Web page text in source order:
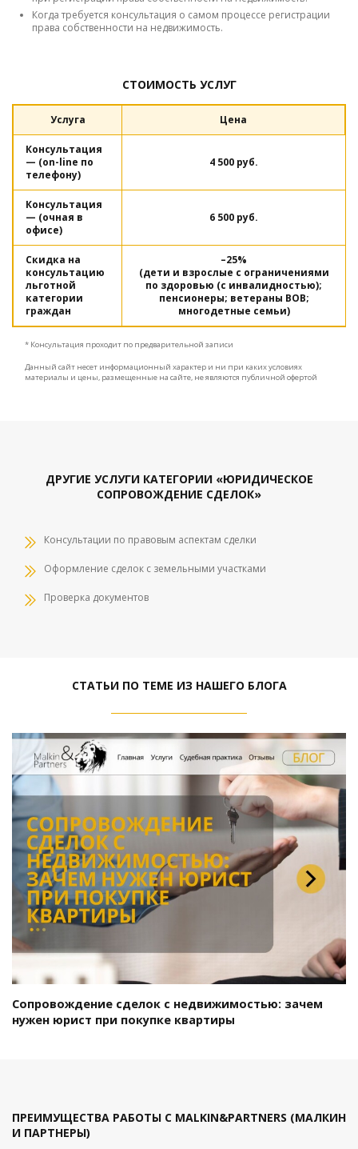
Когда требуется консультация о самом процессе регистрации
права собственности на недвижимость.
СТОИМОСТЬ УСЛУГ
Услуга Цена
Консультация
— (on-line по
телефону)
4 500 руб.
Консультация
— (очная в
офисе)
6 500 руб.
Скидка на
консультацию
льготной
категории
граждан
–25%
(дети и взрослые с ограничениями
по здоровью (с инвалидностью);
пенсионеры; ветераны ВОВ;
многодетные семьи)
* Консультация проходит по предварительной записи
Данный сайт несет информационный характер и ни при каких условиях
материалы и цены, размещенные на сайте, не являются публичной офертой
ДРУГИЕ УСЛУГИ КАТЕГОРИИ «ЮРИДИЧЕСКОЕ
СОПРОВОЖДЕНИЕ СДЕЛОК»
Консультации по правовым аспектам сделки
Оформление сделок с земельными участками
Проверка документов
СТАТЬИ ПО ТЕМЕ ИЗ НАШЕГО БЛОГА
Сопровождение сделок с недвижимостью: зачем
нужен юрист при покупке квартиры
ПРЕИМУЩЕСТВА РАБОТЫ С MALKIN&PARTNERS (МАЛКИН
И ПАРТНЕРЫ)